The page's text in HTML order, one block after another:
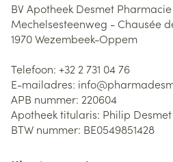
BV Apotheek Desmet Pharmacie
Mechelsesteenweg - Chausée
1970Wezembeek-Oppem
Telefoon: +32 2 731 04 76
E-mailadres: info@
APB nummer: 220604
Apotheek titularis: Philip Desmet
BTW nummer: BE0549851428